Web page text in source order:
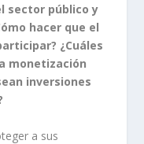
sector público y
hacer que el
¿Cuáles
monetización
inversiones
a sus